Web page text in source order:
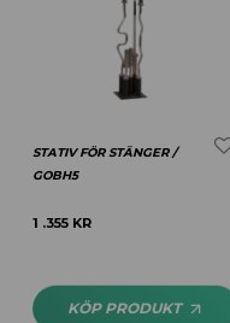
STATIV FÖR STÄNGER /
GOBH5
1 .355 KR
KÖP PRODUKT